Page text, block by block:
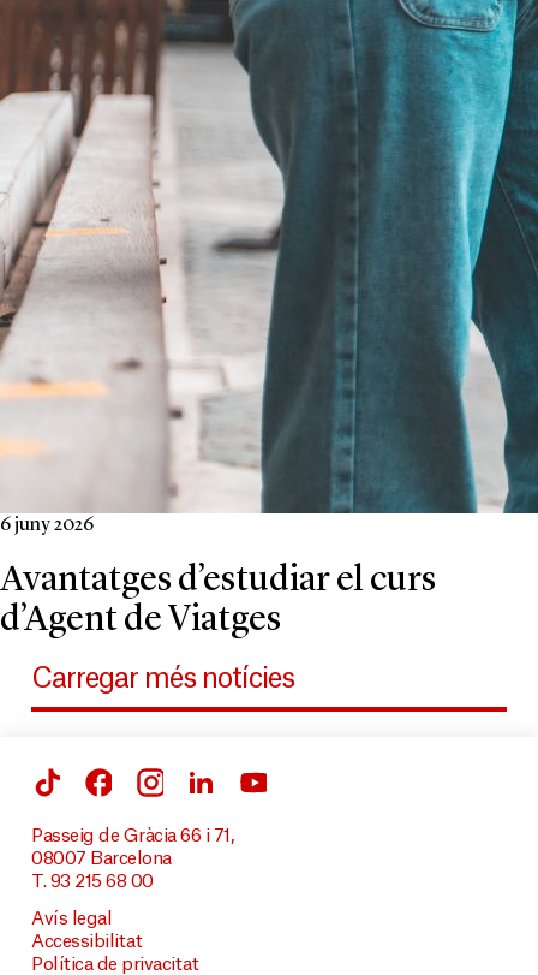
6 juny 2026
Avantatges d’estudiar el curs
d’Agent de Viatges
Carregar més notícies
Passeig de Gràcia 66 i 71,
08007 Barcelona
T. 93 215 68 00
Avís legal
Accessibilitat
Política de privacitat